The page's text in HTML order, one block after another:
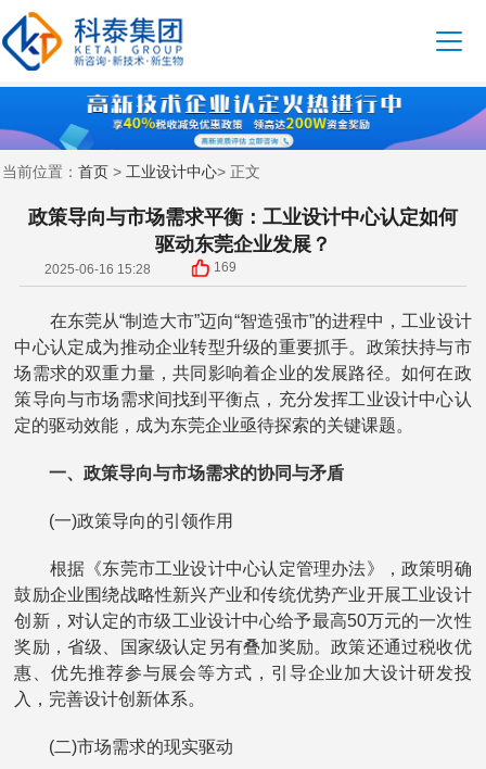
当前位置： 首页 > 工业设计中心> 正文
政策导向与市场需求平衡：工业设计中心认定如何
驱动东莞企业发展？
2025-06-16 15:28 169
在东莞从“制造大市”迈向“智造强市”的进程中，工业设计
中心认定成为推动企业转型升级的重要抓手。政策扶持与市
场需求的双重力量，共同影响着企业的发展路径。如何在政
策导向与市场需求间找到平衡点，充分发挥工业设计中心认
定的驱动效能，成为东莞企业亟待探索的关键课题。
一、政策导向与市场需求的协同与矛盾
(一)政策导向的引领作用
根据《东莞市工业设计中心认定管理办法》，政策明确
鼓励企业围绕战略性新兴产业和传统优势产业开展工业设计
创新，对认定的市级工业设计中心给予最高50万元的一次性
奖励，省级、国家级认定另有叠加奖励。政策还通过税收优
惠、优先推荐参与展会等方式，引导企业加大设计研发投
入，完善设计创新体系。
(二)市场需求的现实驱动